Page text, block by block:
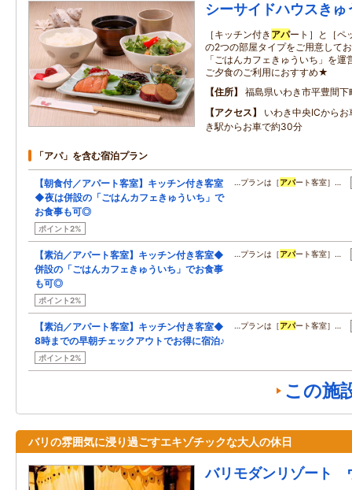
シーサイドハウスきゅ
［キッチン付き アパート］と［ペ
の2つの部屋タイプをご用意して
「ごはんカフェきゅういち」を
ご夕食のご利用におすすめ★
住所
福島県いわき市平豊間下
アクセス
いわき中央ICから
き駅からお車で約30分
「アパ」を含む宿泊プラン
【朝食付／アパート客室】キッチン付き客室
◆夜は併設の「ごはんカフェきゅういち」で
お食事も可◎
ポイント2%
…プランは［アパート客室］…
【素泊／アパート客室】キッチン付き客室◆
併設の「ごはんカフェきゅういち」でお食事
も可◎
ポイント2%
…プランは［アパート客室］…
【素泊／アパート客室】キッチン付き客室◆
8時までの早朝チェックアウトでお得に宿泊♪
ポイント2%
…プランは［アパート客室］…
この施
バリの雰囲気に浸り過ごすエキゾチックな大人の休日
バリモダンリゾート